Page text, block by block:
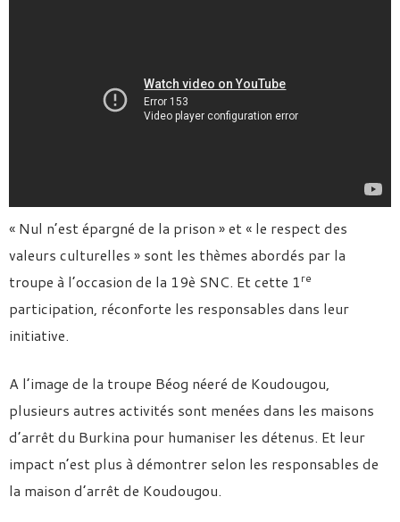
« Nul n’est épargné de la prison » et « le respect des
valeurs culturelles » sont les thèmes abordés par la
troupe à l’occasion de la 19è SNC. Et cette 1re
participation, réconforte les responsables dans leur
initiative.
A l’image de la troupe Béog néeré de Koudougou,
plusieurs autres activités sont menées dans les maisons
d’arrêt du Burkina pour humaniser les détenus. Et leur
impact n’est plus à démontrer selon les responsables de
la maison d’arrêt de Koudougou.